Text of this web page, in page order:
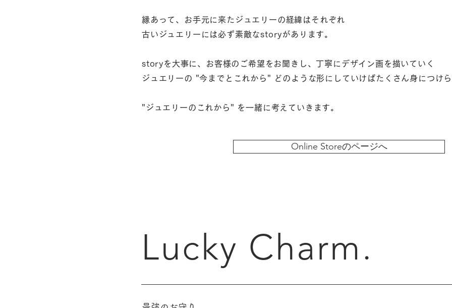
縁あって、お手元に来たジュエリーの経緯はそれぞれ
古いジュエリーには必ず素敵なstoryがあります。
storyを大事に、お客様のご希望をお聞きし、丁寧にデザイン画を描いていく
ジュエリーの "今までとこれから" どのような形にしていけばたくさん身につけ
"ジュエリーのこれから" を一緒に考えていきます。
Online Storeのページへ
Lucky Charm.